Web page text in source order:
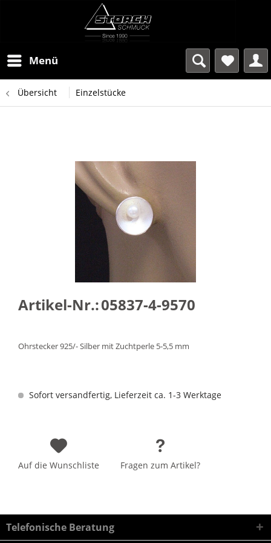
Menü
Übersicht Einzelstücke
Artikel-Nr.:05837-4-9570
Ohrstecker 925/- Silber mit Zuchtperle 5-5,5 mm
Sofort versandfertig, Lieferzeit ca. 1-3 Werktage
Auf die Wunschliste Fragen zum Artikel?
Telefonische Beratung